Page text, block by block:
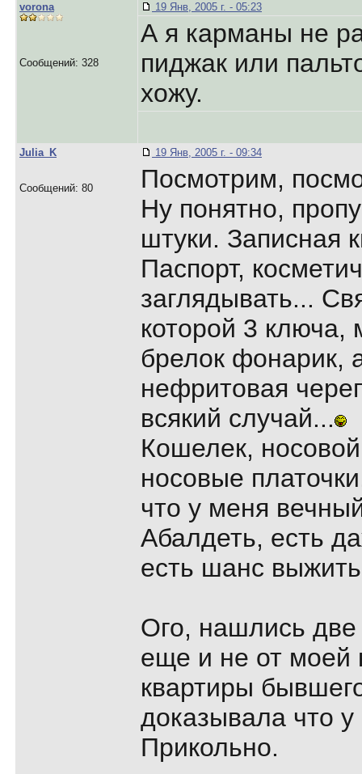
vorona
Сообщений: 328
19 Янв, 2005 г. - 05:23
А я карманы не
пиджак или
хожу.
Julia_K
Сообщений: 80
19 Янв, 2005 г. - 09:34
Посмотрим,
Ну понятно,
штуки. Записная
Паспорт,
заглядывать...
которой 3
брелок фонарик,
нефритовая
всякий случай...
Кошелек,
носовые
что у меня
Абалдеть, есть
есть шанс
Ого, нашлись две
еще и не от моей
квартиры
доказывала что
Прикольно.